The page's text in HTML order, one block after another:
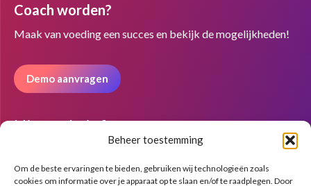
Beheer toestemming
Om de beste ervaringen te bieden, gebruiken wij technologieën zoals
cookies om informatie over je apparaat op te slaan en/of te raadplegen. Door
opens
in
window
opens
in
window
opens
in
window
Coach worden?
Maak van voeding een succes en bekijk de mogelijkheden!
Demo aanvragen
Nieuwsbrief